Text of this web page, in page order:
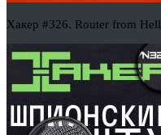
Хакер #326. Router from Hell